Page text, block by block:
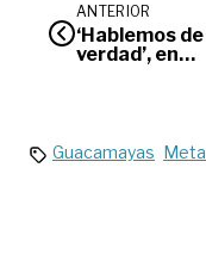
ANTERIOR
‘Hablemos de
verdad’, en
Guacamayas Meta